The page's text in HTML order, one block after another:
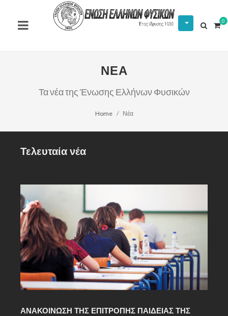
0
ΝΕΑ
Τα νέα της Ένωσης Ελλήνων Φυσικών
Home Νέα
Τελευταία νέα
ΑΝΑΚΟΙΝΩΣΗ ΤΗΣ ΕΠΙΤΡΟΠΗΣ ΠΑΙΔΕΙΑΣ ΤΗΣ